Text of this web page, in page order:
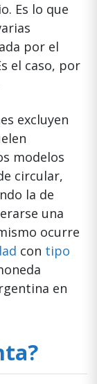
Es lo que
por el
el caso, por
excluyen
modelos
circular,
la de
una
ocurre
con tipo
en